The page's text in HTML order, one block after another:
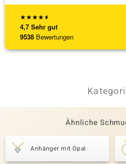
★★★★★
4,7 Sehr gut
9538 Bewertungen
Ähnliche
Anhänger mit Opal